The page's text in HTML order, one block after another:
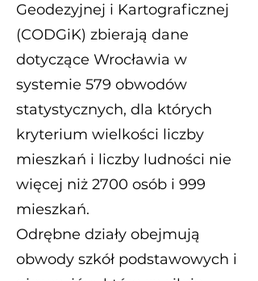
Geodezyjnej i Kartograficznej
(CODGiK) zbierają dane
dotyczące Wrocławia w
systemie 579 obwodów
statystycznych, dla których
kryterium wielkości liczby
mieszkań i liczby ludności nie
więcej niż 2700 osób i 999
mieszkań.
Odrębne działy obejmują
obwody szkół podstawowych i